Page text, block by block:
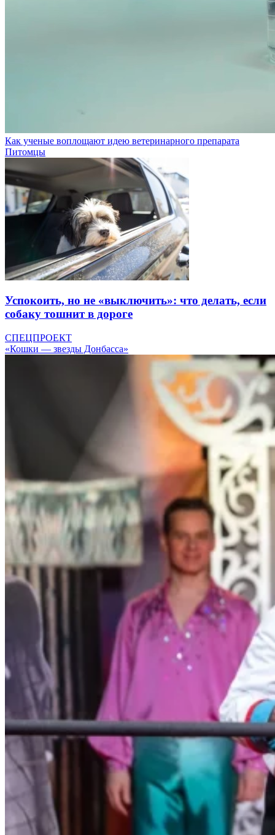
Как ученые воплощают идею ветеринарного препарата
Питомцы
Успокоить, но не «выключить»: что делать, если
собаку тошнит в дороге
СПЕЦПРОЕКТ
«Кошки — звезды Донбасса»